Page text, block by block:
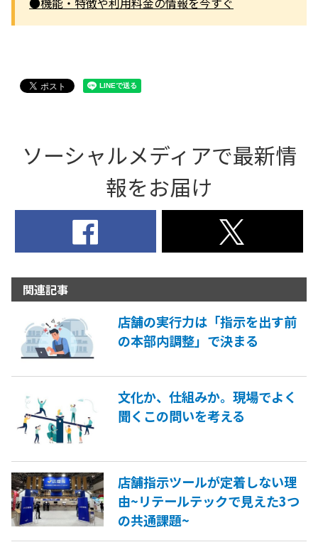
ソーシャルメディアで最新情
報をお届け
関連記事
店舗の実行力は「指示を出す前
の本部内調整」で決まる
文化か、仕組みか。現場でよく
聞くこの問いを考える
店舗指示ツールが定着しない理
由~リテールテックで見えた3つ
の共通課題~